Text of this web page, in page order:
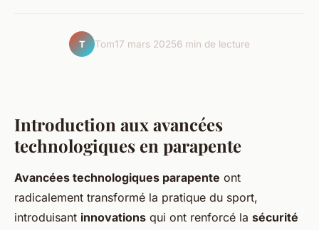
T Tom17 mars 20256 min de lecture
Introduction aux avancées
technologiques en parapente
Avancées technologiques parapente ont
radicalement transformé la pratique du sport,
introduisant innovations qui ont renforcé la sécurité